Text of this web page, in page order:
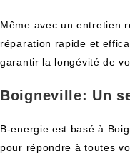
Même avec un entretien
réparation rapide et
garantir la longévité de
Boigneville: Un
B-energie est basé à
pour répondre à toutes